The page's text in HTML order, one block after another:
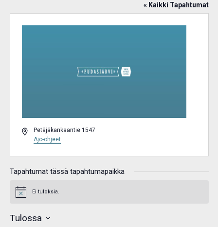
« Kaikki Tapahtumat
OsoitePetäjäkankaantie 1547
Ajo-ohjeet
Tapahtumat tässä tapahtumapaikka
Notice Ei tuloksia.
Tulossa